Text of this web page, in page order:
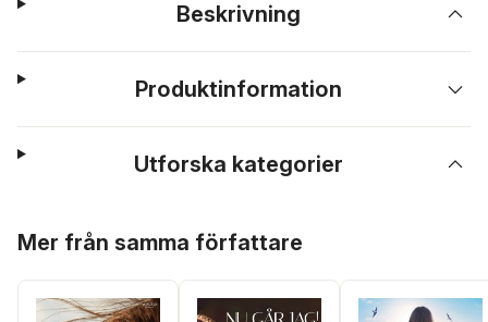
Beskrivning
Produktinformation
Utforska kategorier
Mer från samma författare